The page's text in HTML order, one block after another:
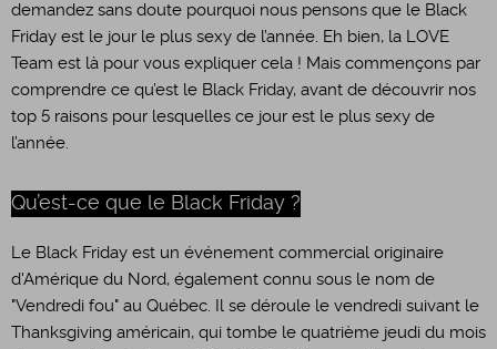
demandez sans doute pourquoi nous pensons que le Black
Friday est le jour le plus sexy de l’année. Eh bien, la LOVE
Team est là pour vous expliquer cela ! Mais commençons par
comprendre ce qu’est le Black Friday, avant de découvrir nos
top 5 raisons pour lesquelles ce jour est le plus sexy de
l’année.
Qu’est-ce que le Black Friday ?
Le Black Friday est un événement commercial originaire
d'Amérique du Nord, également connu sous le nom de
"Vendredi fou" au Québec. Il se déroule le vendredi suivant le
Thanksgiving américain, qui tombe le quatrième jeudi du mois